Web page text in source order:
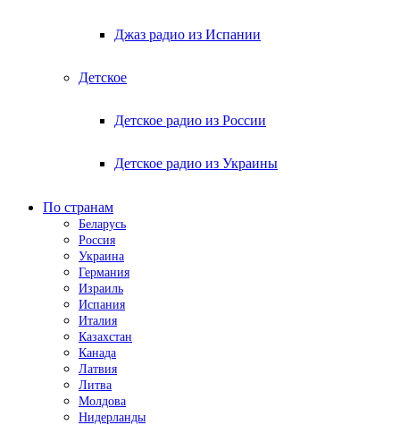
Джаз радио из Испании
Детское
Детское радио из России
Детское радио из Украины
По странам
Беларусь
Россия
Украина
Германия
Израиль
Испания
Италия
Казахстан
Канада
Латвия
Литва
Молдова
Нидерланды